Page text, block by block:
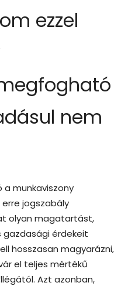
ezzel
nem
a munkaviszony
jogszabály
olyan magatartást,
érdekeit
hosszasan magyarázni,
el teljes mértékű
Azt azonban,